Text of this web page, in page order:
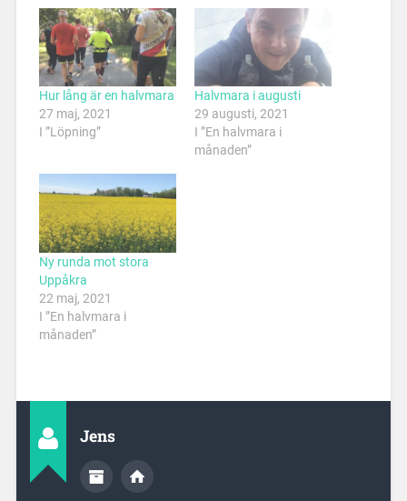
Hur lång är en halvmara
27 maj, 2021
I ”Löpning”
Halvmara i augusti
29 augusti, 2021
I ”En halvmara i
månaden”
Ny runda mot stora
Uppåkra
22 maj, 2021
I ”En halvmara i
månaden”
Jens